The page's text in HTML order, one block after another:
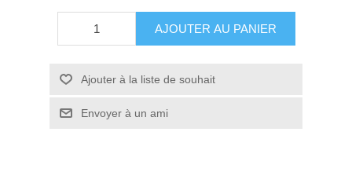
AJOUTER AU PANIER
Ajouter à la liste de souhait
Envoyer à un ami